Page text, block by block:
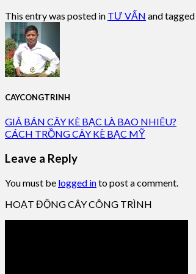
This entry was posted in TƯ VẤN and tagged
CAYCONGTRINH
GIÁ BÁN CÂY KÈ BẠC LÀ BAO NHIÊU?
CÁCH TRỒNG CÂY KÈ BẠC MỸ
Leave a Reply
You must be logged into post a comment.
HOẠT ĐỘNG CÂY CÔNG TRÌNH